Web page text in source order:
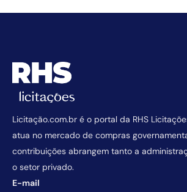
Licitação.com.br é o portal da RHS
atua no mercado de compras
contribuições abrangem tanto a
o setor privado.
E-mail